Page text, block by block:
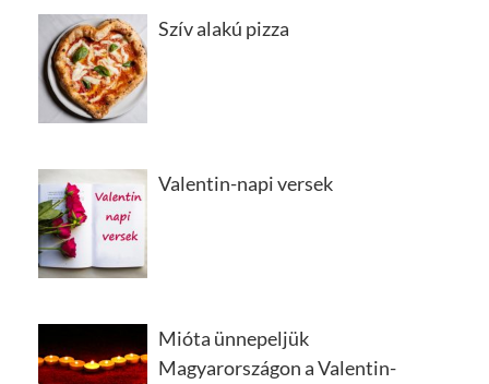
Szív alakú pizza
Valentin-napi versek
Mióta ünnepeljük
Magyarországon a Valentin-